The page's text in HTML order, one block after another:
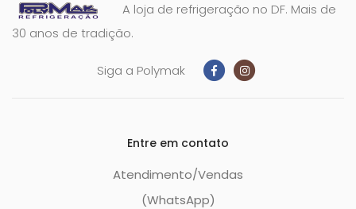
A loja de refrigeração no DF. Mais de
30 anos de tradição.
Siga a Polymak
Entre em contato
Atendimento/Vendas
(WhatsApp)